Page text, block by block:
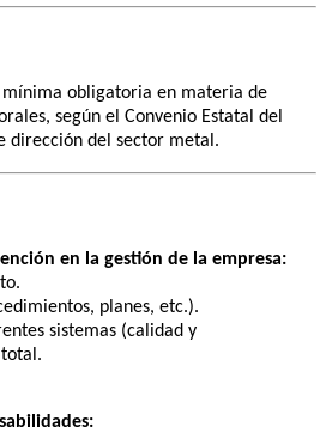
obligatoria en materia de
según el Convenio Estatal del
dirección del sector metal.
en la gestión de la empresa:
planes, etc.).
sistemas (calidad y